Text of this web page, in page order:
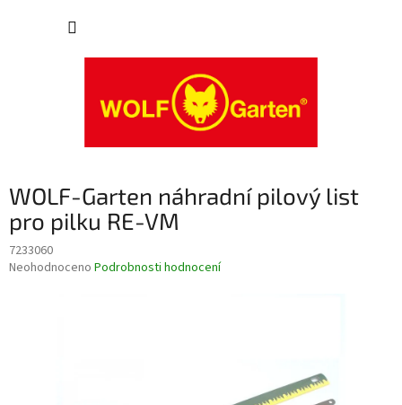
WOLF-Garten náhradní pilový list
pro pilku RE-VM
7233060
Průměrné
Neohodnoceno Podrobnosti hodnocení